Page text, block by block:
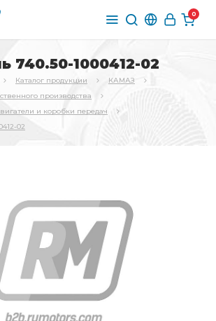
0
740.50-1000412-02
Каталог продукции
КАМАЗ
производства
и коробки передач
02